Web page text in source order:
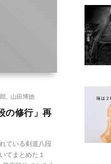
山田博徳
の修行」再
ている剣道八段
てまとめた１